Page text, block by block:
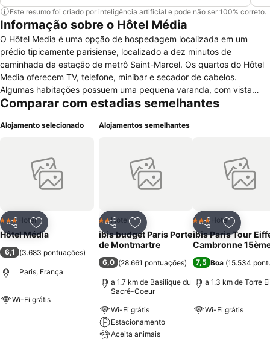
Este resumo foi criado por inteligência artificial e pode não ser 100% correto.
Informação sobre o Hôtel Média
O Hôtel Media é uma opção de hospedagem localizada em um
prédio tipicamente parisiense, localizado a dez minutos de
caminhada da estação de metrô Saint-Marcel. Os quartos do Hôtel
Media oferecem TV, telefone, minibar e secador de cabelos.
Algumas habitações possuem uma pequena varanda, com vista
para a cidade, e banheira como opção nos toaletes. Para o conforto
gratuita e recepção 24 horas. O local aceita animais de estimação,
podem ser saboreados nos restaurantes Au Petit Marguery, Les
Négociants e Le Canon des Gobelins, localizados em um raio de
400 metros a partir da propriedade. Este hotel está localizado a
Notre Dame e a Sainte Chapelle estão a dez minutos de carro do
local.
Comparar com estadias semelhantes
Alojamento selecionado
PartilharAdicionar aos favoritos
3 Estrelas
Hotel
Hôtel Média
6,1 (3.683 pontuações)
Paris, França
Wi-Fi grátis
Alojamentos semelhantes
PartilharAdicionar aos favoritos
2 Estrelas
Hotel
ibis budget Paris Porte
de Montmartre
6,0 (28.661 pontuações)
a 1.7 km de Basilique du
Sacré-Coeur
Wi-Fi grátis
Estacionamento
Aceita animais
Partilhar
3 Estrelas
Hotel
ibis Paris Tour
Cambronne
7,5 Boa (15.534
a 1.3 km de Torre
Wi-Fi grátis